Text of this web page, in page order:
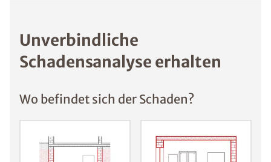
Unverbindliche
Schadensanalyse erhalten
Wo befindet sich der Schaden?